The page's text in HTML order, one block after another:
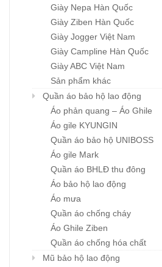
Giày Nepa Hàn Quốc
Giày Ziben Hàn Quốc
Giày Jogger Việt Nam
Giày Campline Hàn Quốc
Giày ABC Việt Nam
Sản phẩm khác
Quần áo bảo hộ lao động
Áo phản quang – Áo Ghile
Áo gile KYUNGIN
Quần áo bảo hộ UNIBOSS
Áo gile Mark
Quần áo BHLĐ thu đông
Áo bảo hộ lao động
Áo mưa
Quần áo chống cháy
Áo Ghile Ziben
Quần áo chống hóa chất
Mũ bảo hộ lao động